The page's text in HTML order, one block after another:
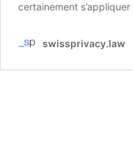
certai­ne­ment
swissprivacy.law